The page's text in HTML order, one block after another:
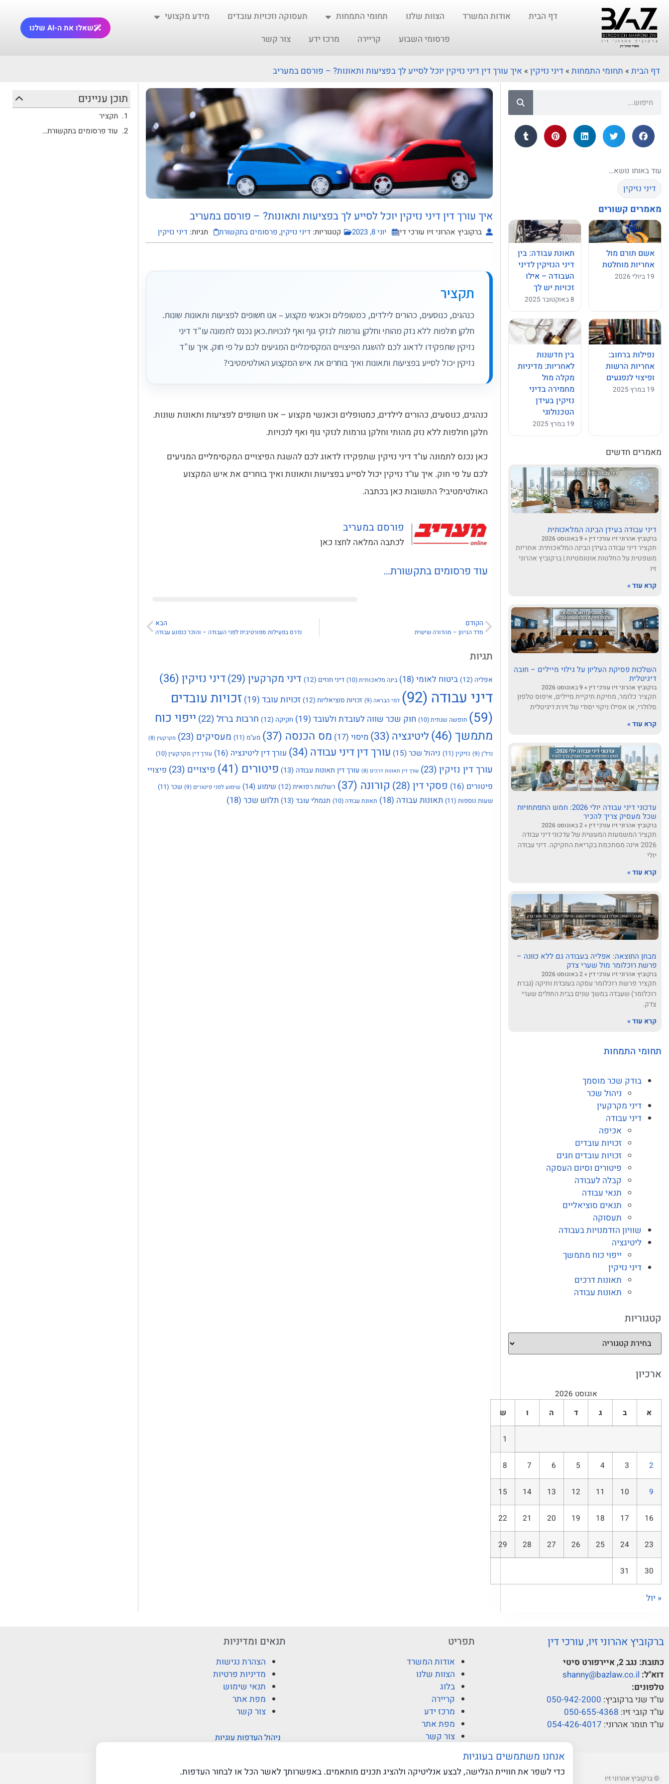
דף הבית אודות המשרד הצוות שלנו תחומי התמחות תעסוקה וזכויות עובדים
מידע מקצועי
פרסומי השבוע
קריירה מרכז ידע צור קשר
שאלו את ה-AI שלנו
דף הבית » תחומי התמחות » דיני נזיקין » איך עורך דין דיני נזיקין יוכל לסייע לך בפציעות ותאונות? – פורסם במעריב
עוד באותו נושא…
דיני נזיקין
מאמרים קשורים
אשם תורם מול
אחריות מוחלטת
19 ביולי 2026
תאונת עבודה: בין
דיני הנזיקין לדיני
העבודה – אילו
זכויות יש לך
8 באוקטובר 2025
נפילות ברחוב:
אחריות הרשות
ופיצוי לנפגעים
19 במרץ 2025
בין חדשנות
לאחריות: מדיניות
מקלה מול
מחמירה בדיני
נזיקין בעידן
הטכנולוגי
19 במרץ 2025
מאמרים חדשים
דיני עבודה בעידן הבינה המלאכותית
ברקוביץ אהרוני זיו עורכי דין
תקציר דיני עבודה בעידן הבינה המלאכותית: אחריות
משפטית על החלטות אוטומטיות | ברקוביץ אהרוני
זיו
קרא עוד »
השלכות פסיקת העליון על גילוי מיילים – חובה
דיגיטלית
ברקוביץ אהרוני זיו עורכי דין
תקציר כלומר, מחיקת תיקיית מיילים, איפוס טלפון
סלולרי, או אפילו ניקוי יסודי של זירת דיגיטלית
קרא עוד »
עדכוני דיני עבודה יולי 2026: חמש התפתחויות
שכל מעסיק צריך להכיר
ברקוביץ אהרוני זיו עורכי דין
תקציר המשמעות המעשית של עדכוני דיני עבודה
2026 אינה מסתכמת בקריאת החקיקה. דיני עבודה
יולי
קרא עוד »
מבחן התוצאה: אפליה בעבודה גם ללא כוונה –
פרשת רוכלומר מול שערי צדק
ברקוביץ אהרוני זיו עורכי דין
תקציר פרשת רוכלומר עסקה בעובדת ותיקה (גברת
רוכלומר) שעבדה במשך שנים בבית החולים שערי
צדק.
קרא עוד »
תחומי התמחות
בודק שכר מוסמך
ניהול שכר
דיני מקרקעין
דיני עבודה
אכיפה
זכויות עובדים
זכויות עובדים חגים
פיטורים וסיום העסקה
קבלה לעבודה
תנאי עבודה
תנאים סוציאליים
תעסוקה
שוויון הזדמנויות בעבודה
ליטיגציה
ייפוי כוח מתמשך
דיני נזיקין
תאונות דרכים
תאונות עבודה
קטגוריות
ארכיון
אוגוסט 2026
א
ב ג ד ה ו ש
1
2
3
4
5
6
7
8
9
10
11
12
13
14
15
16
17
18
19
20
21
22
23
24
25
26
27
28
29
30
31
« יול
איך עורך דין דיני נזיקין יוכל לסייע לך בפציעות ותאונות? – פורסם במעריב
ברקוביץ אהרוני זיו עורכי דין יוני 8, 2023 קטגוריות: דיני נזיקין, פרסומים בתקשורת תגיות: דיני נזיקין
תקציר
כנהגים, כנוסעים, כהורים לילדים, כמטופלים וכאנשי מקצוע – אנו חשופים לפציעות ותאונות שונות.
חלקן חולפות ללא נזק מהותי וחלקן גורמות לנזקי גוף ואף לנכויות.כאן נכנס לתמונה עו"ד דיני
נזיקין שתפקידו לדאוג לכם להשגת הפיצויים המקסימליים המגיעים לכם על פי חוק. איך עו"ד
נזיקין יכול לסייע בפציעות ותאונות ואיך בוחרים את איש המקצוע האולטימטיבי?
כנהגים, כנוסעים, כהורים לילדים, כמטופלים וכאנשי מקצוע – אנו חשופים לפציעות ותאונות שונות.
חלקן חולפות ללא נזק מהותי וחלקן גורמות לנזקי גוף ואף לנכויות.
כאן נכנס לתמונה עו"ד דיני נזיקין שתפקידו לדאוג לכם להשגת הפיצויים המקסימליים המגיעים
לכם על פי חוק. איך עו"ד נזיקין יכול לסייע בפציעות ותאונות ואיך בוחרים את איש המקצוע
האולטימטיבי? התשובות כאן בכתבה.
פורסם במעריב
לכתבה המלאה לחצו כאן
עוד פרסומים בתקשורת…
הקודם
מדד הגיוון – מהדורה שישית
הבא
נדרס בפעילות ספורטיבית לפני העבודה – והוכר כנפגע עבודה
תגיות
אפליה (12) ביטוח לאומי (18) בינה מלאכותית(10) דיני חוזים (12) דיני מקרקעין (29) דיני נזיקין (36)
דיני עבודה (92) דמי הבראה(9) זכויות סוציאליות (12) זכויות עובד (19)
זכויות עובדים
(59)
חופשה שנתית(10) חוק שכר שווה לעובדת ולעובד (19) חקיקה (12) חרבות ברזל (22)
ייפוי כוח
מתמשך (46) ליטיגציה (33) מיסוי (17) מס הכנסה (37) מע"מ (11) מעסיקים (23) מקרקעין (8)
נדל"ן(9) נזיקין (11) ניהול שכר(15) עורך דין דיני עבודה (34) עורך דין ליטיגציה (16) עורך דין מקרקעין(10)
עורך דין נזיקין(23) עורך דין תאונות דרכים (8) עורך דין תאונות עבודה (13) פיטורים (41) פיצויים (23)
פיצויי
פיטורים (16) פסקי דין (28) קורונה (37) רשלנות רפואית (12) שימוע(14) שימוע לפני פיטורים (9) שכר (11)
שעות נוספות (11) תאונות עבודה (18) תאונת עבודה (10) תגמולי עובד (13) תלוש שכר (18)
תוכן עניינים
תקציר
עוד פרסומים בתקשורת…
ברקוביץ אהרוני זיו, עורכי דין
כתובת: נגב 2, איירפורט סיטי
דוא"ל: shanny@bazlaw.co.il
טלפונים:
עו"ד שני ברקוביץ: 050-942-2000
עו"ד קובי זיו: 050-655-4368
עו"ד תומר אהרוני: 054-426-4017
תפריט
אודות המשרד
הצוות שלנו
בלוג
קריירה
מרכז ידע
מפת אתר
צור קשר
תנאים ומדיניות
הצהרת נגישות
מדיניות פרטיות
תנאי שימוש
מפת אתר
צור קשר
ניהול העדפות עוגיות
© ברקוביץ אהרוני זיו
אנחנו משתמשים בעוגיות
כדי לשפר את חוויית הגלישה, לבצע אנליטיקה ולהציג תכנים מותאמים. באפשרותך לאשר הכל או לבחור העדפות.